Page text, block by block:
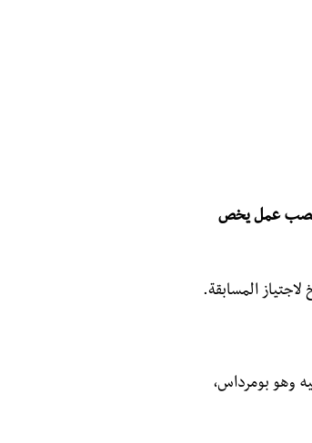
المدنية لولاية بومرداس، اليوم ، عن فتحها لباب التوظيف لـ750 منصب عمل يخص
وهو بومرداس،